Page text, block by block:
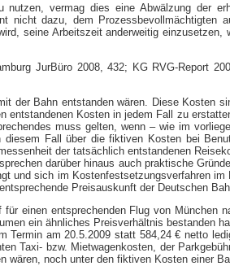
vermag dies eine Abwälzung der
dazu, dem Prozessbevollmächtigten
seine Arbeitszeit anderweitig einzusetzen,
JurBüro 2008, 432; KG RVG-​Report
der Bahn entstanden wären. Diese Kosten
Kosten in jedem Fall zu
muss gelten, wenn – wie im
Fall über die fiktiven Kosten bei
der tatsächlich entstandenen
darüber hinaus auch praktische
und sich im Kostenfestsetzungsverfahren im
Preisauskunft der Deutschen
einen entsprechenden Flug von München
ein ähnliches Preisverhältnis bestanden
am 20.5.2009 statt 584,24 € netto
Taxi- bzw. Mietwagenkosten, der
noch unter den fiktiven Kosten einer